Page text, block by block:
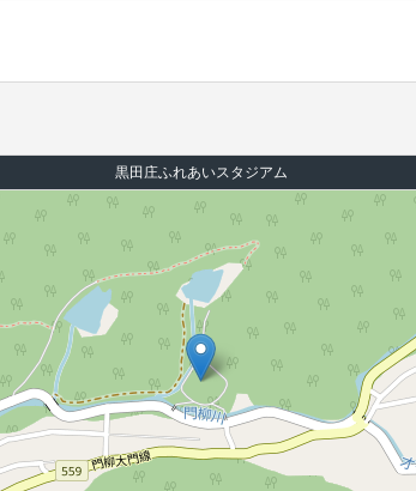
黒田庄ふれあいスタジアム